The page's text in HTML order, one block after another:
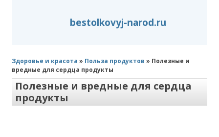
bestolkovyj-narod.ru
Здоровье и красота » Польза продуктов » Полезные и
вредные для сердца продукты
Полезные и вредные для сердца
продукты